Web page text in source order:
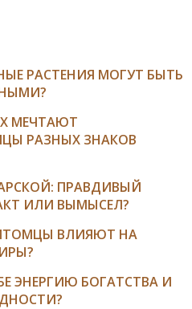
РАСТЕНИЯ МОГУТ БЫТЬ
МЕЧТАЮТ
РАЗНЫХ ЗНАКОВ
ПРАВДИВЫЙ
ИЛИ ВЫМЫСЕЛ?
ВЛИЯЮТ НА
ЭНЕРГИЮ БОГАТСТВА И